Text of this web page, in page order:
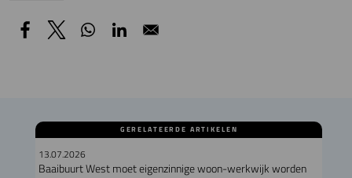
GERELATEERDE ARTIKELEN
13.07.2026
Baaibuurt West moet eigenzinnige woon-werkwijk worden